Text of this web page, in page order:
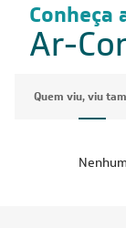
Conheça
Ar-
Quem viu, viu